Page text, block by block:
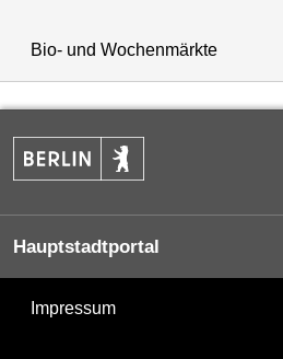
Bio- und Wochenmärkte
Hauptstadtportal
Impressum